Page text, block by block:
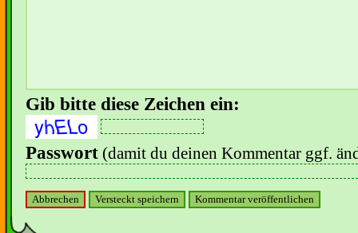
Gib bitte diese Zeichen ein:
Passwort (damit du deinen Kommentar ggf.